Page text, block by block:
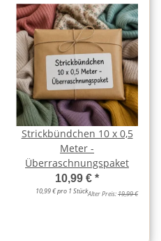
Strickbündchen 10 x 0,5
Meter -
Überraschnungspaket
10,99 € *
10,99 € pro 1 StückAlter Preis:19,99 €